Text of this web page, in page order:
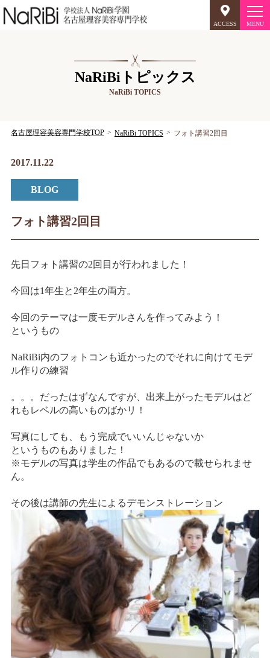
ACCESS
オープンキャンパス
NaRiBiのミリョク
学科案内
キャンパスライフ
入学案内
学生・保護者向け
一般サロン向け
後援会向け
よくある質問
サイトマップ
お問合わせ 資料請求
NaRiBiトピックス
NaRiBi TOPICS
名古屋理容美容専門学校TOP NaRiBi TOPICS フォト講習2回目
2017.11.22
BLOG
フォト講習2回目
先日フォト講習の2回目が行われました！
今回は1年生と2年生の両方。
今回のテーマは一度モデルさんを作ってみよう！
というもの
NaRiBi内のフォトコンも近かったのでそれに向けてモデ
ル作りの練習
。。。だったはずなんですが、出来上がったモデルはど
れもレベルの高いものばかリ！
写真にしても、もう完成でいいんじゃないか
というものもありました！
※モデルの写真は学生の作品でもあるので載せられませ
ん。
その後は講師の先生によるデモンストレーション